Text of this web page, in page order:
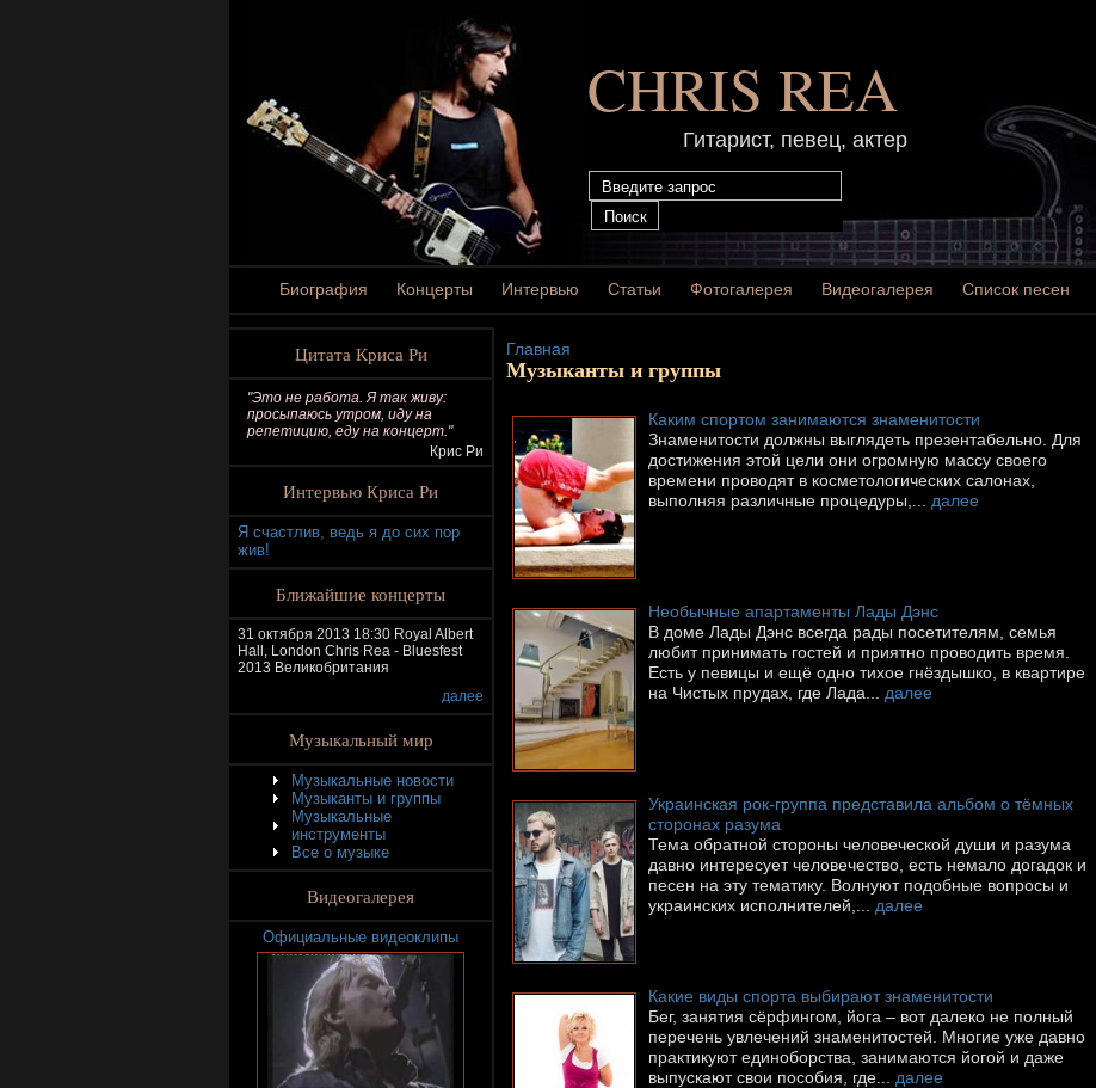
CHRIS REA
Гитарист, певец, актер
Биография Концерты Интервью Статьи Фотогалерея Видеогалерея Список песен
Цитата Криса Ри
"Это не работа. Я так живу:
просыпаюсь утром, иду на
репетицию, еду на концерт."
Крис Ри
Интервью Криса Ри
Я счастлив, ведь я до сих пор
жив!
Ближайшие концерты
31 октября 2013 18:30 Royal Albert
Hall, London Chris Rea - Bluesfest
2013 Великобритания
далее
Музыкальный мир
Музыкальные новости
Музыканты и группы
Музыкальные
инструменты
Все о музыке
Видеогалерея
Официальные видеоклипы
Главная
Музыканты и группы
Каким спортом занимаются знаменитости
Знаменитости должны выглядеть презентабельно. Для
достижения этой цели они огромную массу своего
времени проводят в косметологических салонах,
выполняя различные процедуры,...
далее
Необычные апартаменты Лады Дэнс
В доме Лады Дэнс всегда рады посетителям, семья
любит принимать гостей и приятно проводить время.
Есть у певицы и ещё одно тихое гнёздышко, в квартире
на Чистых прудах, где Лада...
далее
Украинская рок-группа представила альбом о тёмных
сторонах разума
Тема обратной стороны человеческой души и разума
давно интересует человечество, есть немало догадок и
песен на эту тематику. Волнуют подобные вопросы и
украинских исполнителей,...
далее
Какие виды спорта выбирают знаменитости
Бег, занятия сёрфингом, йога – вот далеко не полный
перечень увлечений знаменитостей. Многие уже давно
практикуют единоборства, занимаются йогой и даже
выпускают свои пособия, где...
далее